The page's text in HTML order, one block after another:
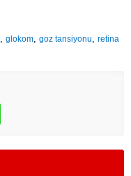
,glokom,goz tansiyonu,retina